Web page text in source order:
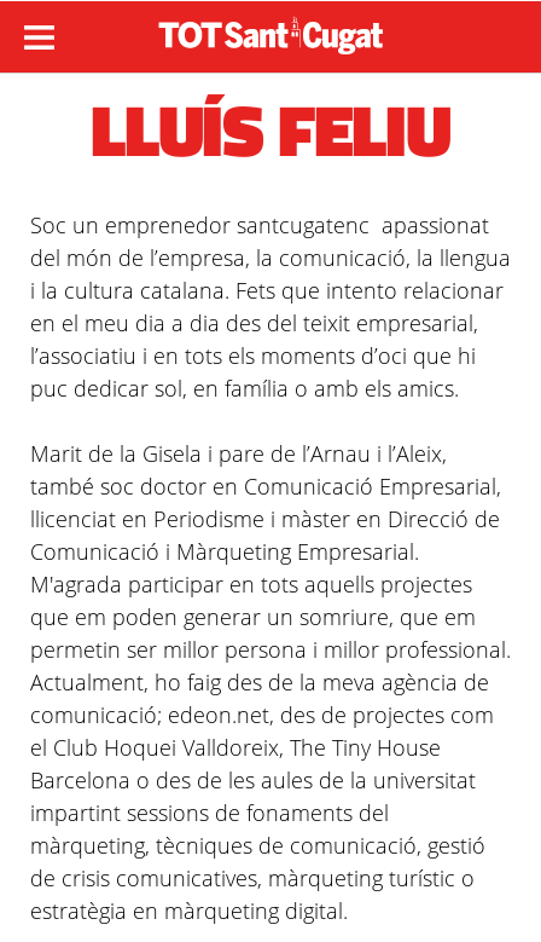
LLUÍS FELIU
Soc un emprenedor santcugatenc apassionat
del món de l’empresa, la comunicació, la llengua
i la cultura catalana. Fets que intento relacionar
en el meu dia a dia des del teixit empresarial,
l’associatiu i en tots els moments d’oci que hi
puc dedicar sol, en família o amb els amics.
Marit de la Gisela i pare de l’Arnau i l’Aleix,
també soc doctor en Comunicació Empresarial,
llicenciat en Periodisme i màster en Direcció de
Comunicació i Màrqueting Empresarial.
M'agrada participar en tots aquells projectes
que em poden generar un somriure, que em
permetin ser millor persona i millor professional.
Actualment, ho faig des de la meva agència de
comunicació; edeon.net, des de projectes com
el Club Hoquei Valldoreix, The Tiny House
Barcelona o des de les aules de la universitat
impartint sessions de fonaments del
màrqueting, tècniques de comunicació, gestió
de crisis comunicatives, màrqueting turístic o
estratègia en màrqueting digital.